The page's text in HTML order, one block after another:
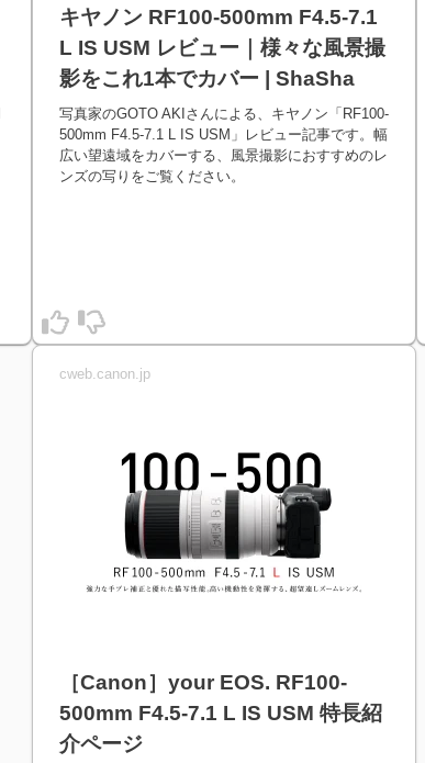
キヤノン RF100-500mm F4.5-7.1
L IS USM レビュー｜様々な風景撮
影をこれ1本でカバー | ShaSha
写真家のGOTO AKIさんによる、キヤノン「RF100-
500mm F4.5-7.1 L IS USM」レビュー記事です。幅
広い望遠域をカバーする、風景撮影におすすめのレ
ンズの写りをご覧ください。
cweb.canon.jp
［Canon］your EOS. RF100-
500mm F4.5-7.1 L IS USM 特長紹
介ページ